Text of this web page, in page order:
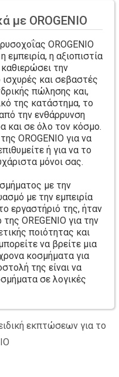
με OROGENIO
OROGENIO
η αξιοπιστία
την
ισχυρές και σεβαστές
πώλησης και,
της κατάστημα, το
την ενθάρρυνση
και σε όλο τον κόσμο.
OROGENIO για να
ή για να το
μόνοι σας.
με την
με την εμπειρία
εργαστήριό της, ήταν
OREGENIO για την
ποιότητας και
να βρείτε μια
κοσμήματα για
της είναι να
σε λογικές
εκπτώσεων για το